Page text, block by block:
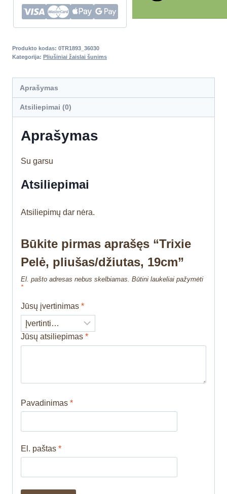
Produkto kodas: 0TR1893_36030
Kategorija: Pliušiniai žaislai šunims
Aprašymas
Atsiliepimai (0)
Aprašymas
Su garsu
Atsiliepimai
Atsiliepimų dar nėra.
Būkite pirmas aprašęs “Trixie
Pelė, pliušas/džiutas, 19cm”
El. pašto adresas nebus skelbiamas. Būtini laukeliai pažymėti
*
Jūsų įvertinimas *
Jūsų atsiliepimas *
Pavadinimas *
El. paštas *